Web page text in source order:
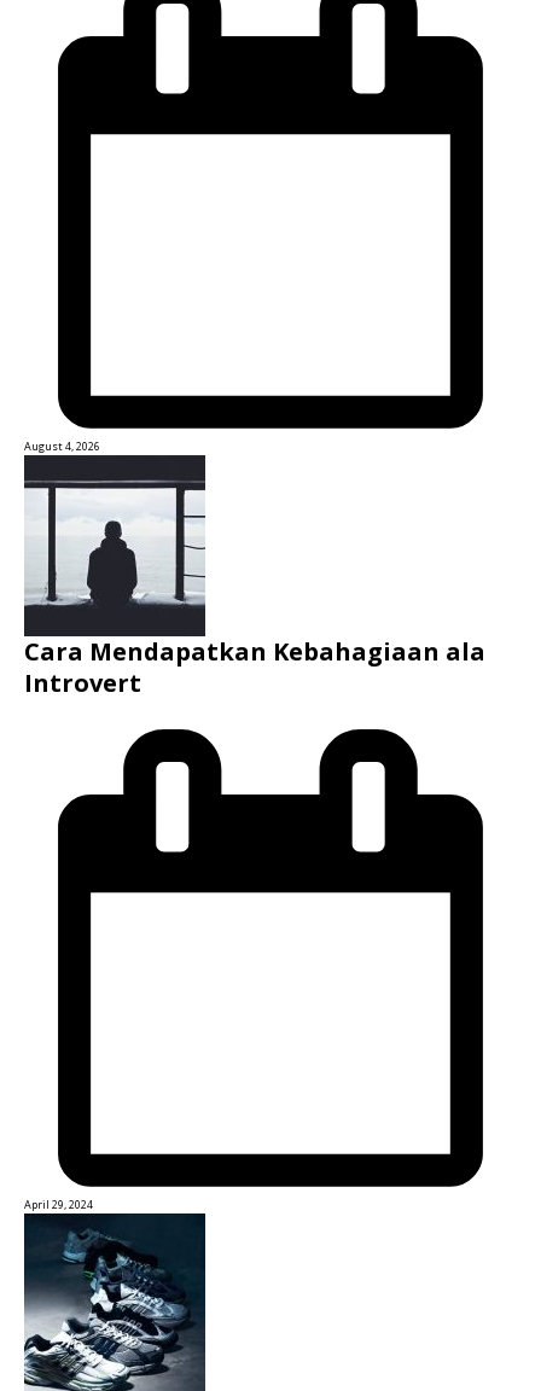
August 4, 2026
Cara Mendapatkan Kebahagiaan ala
Introvert
April 29, 2024